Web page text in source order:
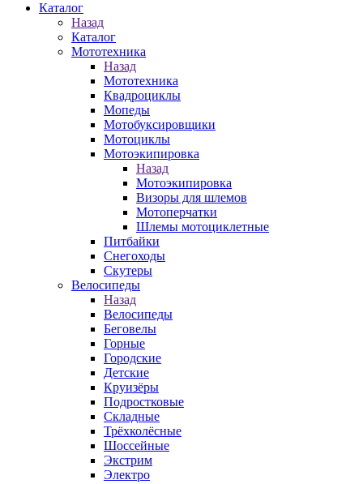
Каталог
Назад
Каталог
Мототехника
Назад
Мототехника
Квадроциклы
Мопеды
Мотобуксировщики
Мотоциклы
Мотоэкипировка
Назад
Мотоэкипировка
Визоры для шлемов
Мотоперчатки
Шлемы мотоциклетные
Питбайки
Снегоходы
Скутеры
Велосипеды
Назад
Велосипеды
Беговелы
Горные
Городские
Детские
Круизёры
Подростковые
Складные
Трёхколёсные
Шоссейные
Экстрим
Электро